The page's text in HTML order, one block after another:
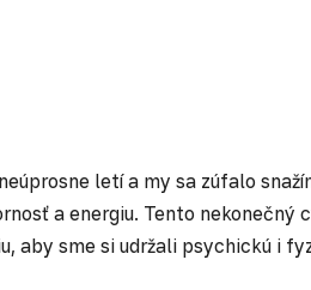
letí a my sa zúfalo
a energiu. Tento
aby sme si udržali psychickú i